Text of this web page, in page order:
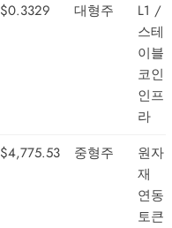
$0.3329 대형주
L1 /
스테
이블
코인
인프
라
$4,775.53 중형주
원자
재
연동
토큰